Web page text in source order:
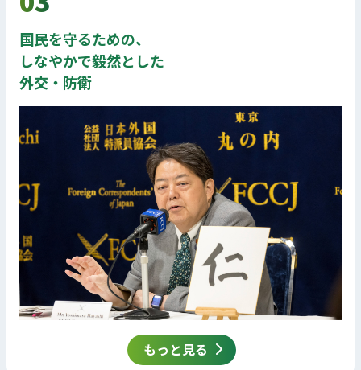
国民を守るための、
しなやかで毅然とした
外交・防衛
もっと見る